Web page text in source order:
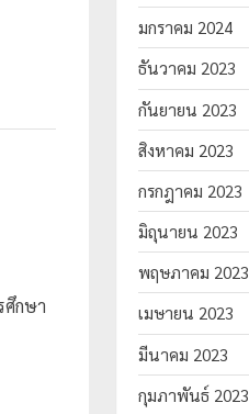
กษา
มกราคม 2024
ธันวาคม 2023
กันยายน 2023
สิงหาคม 2023
กรกฎาคม 2023
มิถุนายน 2023
พฤษภาคม 2023
เมษายน 2023
มีนาคม 2023
กุมภาพันธ์ 2023